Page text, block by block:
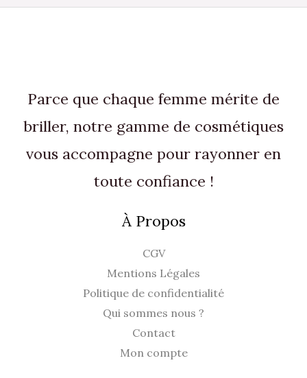
Parce que chaque femme mérite de
briller, notre gamme de cosmétiques
vous accompagne pour rayonner en
toute confiance !
À Propos
CGV
Mentions Légales
Politique de confidentialité
Qui sommes nous ?
Contact
Mon compte